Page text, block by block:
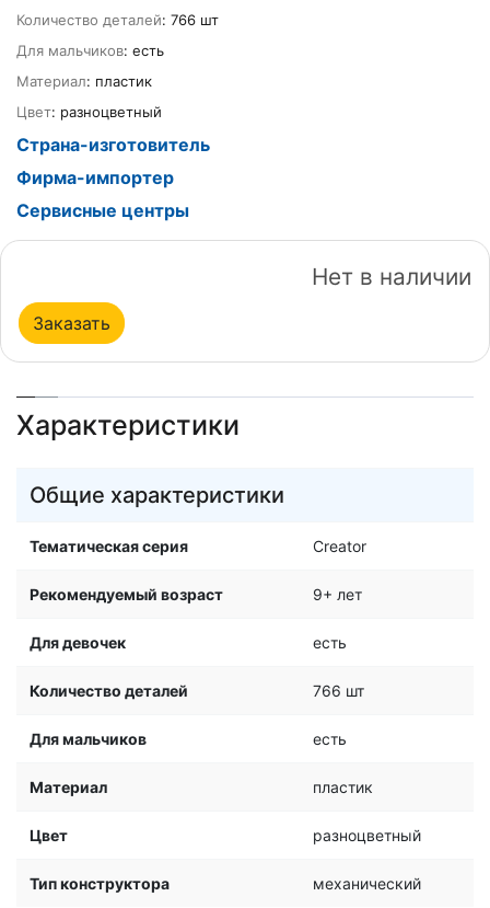
Количество деталей: 766 шт
Для мальчиков: есть
Материал: пластик
Цвет: разноцветный
Страна-изготовитель
Фирма-импортер
Сервисные центры
Нет в наличии
Заказать
Характеристики
Общие характеристики
Тематическая серия Creator
Рекомендуемый возраст 9+ лет
Для девочек есть
Количество деталей 766 шт
Для мальчиков есть
Материал пластик
Цвет разноцветный
Тип конструктора механический